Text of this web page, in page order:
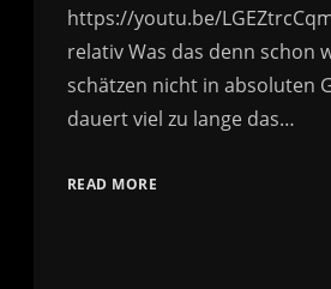
https://youtu.be/
relativ Was das denn schon
schätzen nicht in absoluten
dauert viel zu lange das…
READ MORE